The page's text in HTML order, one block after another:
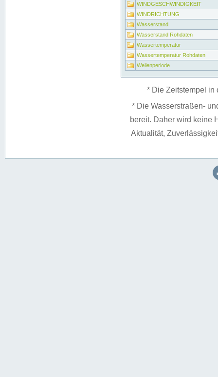
WINDGESCHWINDIGKEIT
WINDRICHTUNG
Wasserstand
Wasserstand Rohdaten
Wassertemperatur
Wassertemperatur Rohdaten
Wellenperiode
* Die Zeitstempel in
* Die Wasserstraßen-
bereit. Daher wird keine
Aktualität,